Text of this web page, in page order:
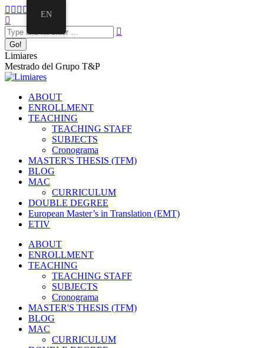
Skip
to
content
Facebook
opens
in
new
window
Twitter
opens
in
new
window
Mail
opens
in
new
window
Instagram
page
in
window
Linkedin
page
in
window
Search:
Limiares
Mestrado del Grupo T&P
ABOUT
ENROLLMENT
TEACHING
TEACHING STAFF
SUBJECTS
Cronograma
MASTER'S THESIS (TFM)
BLOG
MAC
CURRICULUM
DOUBLE DEGREE
European Master’s in Translation (EMT)
ETIV
ABOUT
ENROLLMENT
TEACHING
TEACHING STAFF
SUBJECTS
Cronograma
MASTER'S THESIS (TFM)
BLOG
MAC
CURRICULUM
EN